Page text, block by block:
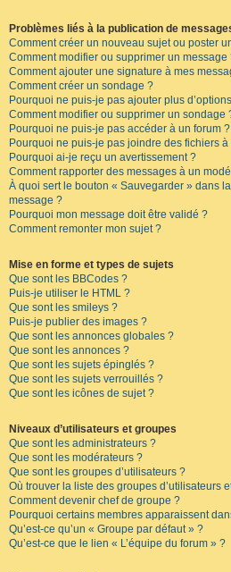
Problèmes liés à la publication de
Comment créer un nouveau sujet ou poster
Comment modifier ou supprimer un message
Comment ajouter une signature à mes
Comment créer un sondage ?
Pourquoi ne puis-je pas ajouter plus
Comment modifier ou supprimer un sondage
Pourquoi ne puis-je pas accéder à un forum ?
Pourquoi ne puis-je pas joindre des fichiers
Pourquoi ai-je reçu un avertissement ?
Comment rapporter des messages à un
À quoi sert le bouton « Sauvegarder » dans
message ?
Pourquoi mon message doit être validé ?
Comment remonter mon sujet ?
Mise en forme et types de sujets
Que sont les BBCodes ?
Puis-je utiliser le HTML ?
Que sont les smileys ?
Puis-je publier des images ?
Que sont les annonces globales ?
Que sont les annonces ?
Que sont les sujets épinglés ?
Que sont les sujets verrouillés ?
Que sont les icônes de sujet ?
Niveaux d’utilisateurs et groupes
Que sont les administrateurs ?
Que sont les modérateurs ?
Que sont les groupes d’utilisateurs ?
Où trouver la liste des groupes d’utilisateurs
Comment devenir chef de groupe ?
Pourquoi certains membres apparaissent
Qu’est-ce qu’un « Groupe par défaut » ?
Qu’est-ce que le lien « L’équipe du forum » ?